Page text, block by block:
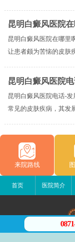
昆明白癜风医院
昆明白癜风医院在哪里
让患者颇为苦恼的皮肤
昆明白癜风医院
昆明白癜风医院电话-
常见的皮肤疾病，其发
来院路线
首页 医院简介